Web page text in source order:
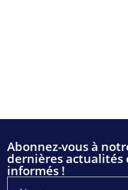
Abonnez-vous à
dernières actualités
informés !